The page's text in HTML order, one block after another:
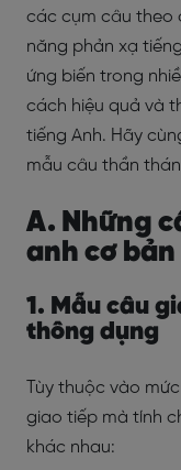
các cụm câu theo
năng phản xạ
ứng biến trong
cách hiệu quả và
tiếng Anh. Hãy
mẫu câu thần
A. Những
anh cơ bản
1. Mẫu câu
thông dụng
Tùy thuộc vào
giao tiếp mà tính
khác nhau: